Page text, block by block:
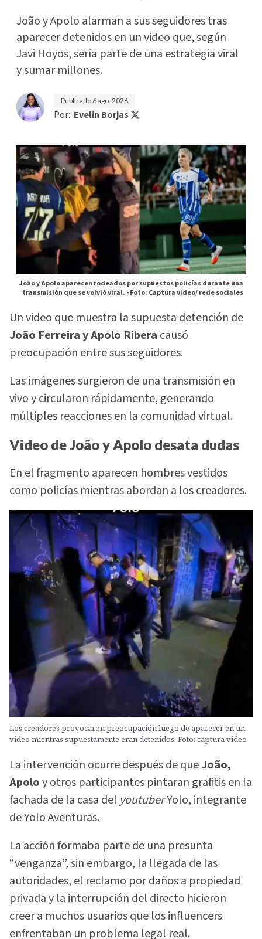
João y Apolo alarman a sus seguidores tras
aparecer detenidos en un video que, según
Javi Hoyos, sería parte de una estrategia viral
y sumar millones.
Publicado 6 ago. 2026
Por: Evelin Borjas
João y Apolo aparecen rodeados por supuestos policías durante una
transmisión que se volvió viral. -Foto: Captura video/ rede sociales
Un video que muestra la supuesta detención de
João Ferreira y Apolo Ribera causó
preocupación entre sus seguidores.
Las imágenes surgieron de una transmisión en
vivo y circularon rápidamente, generando
múltiples reacciones en la comunidad virtual.
Video de João y Apolo desata dudas
En el fragmento aparecen hombres vestidos
como policías mientras abordan a los creadores.
Los creadores provocaron preocupación luego de aparecer en un
video mientras supuestamente eran detenidos. Foto: captura video
La intervención ocurre después de queJoão,
Apoloy otros participantes pintaran grafitis en la
fachada de la casa del youtuberYolo, integrante
de Yolo Aventuras.
La acción formaba parte de una presunta
“venganza”, sin embargo, la llegada de las
autoridades, el reclamo por daños a propiedad
privada y la interrupción del directo hicieron
creer a muchos usuarios que los influencers
enfrentaban un problema legal real.